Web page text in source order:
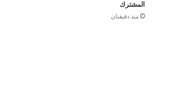
المشترك
منذ دقيقتان